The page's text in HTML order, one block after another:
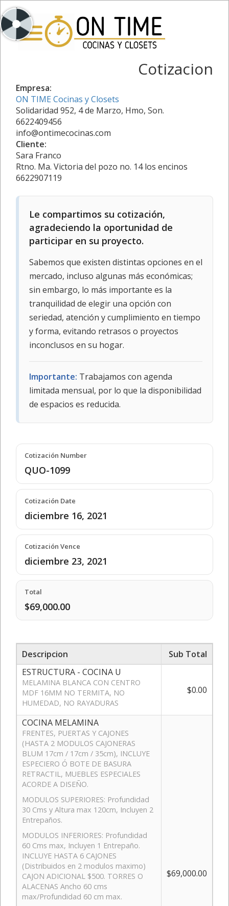
Cotizacion
Empresa:
ON TIME Cocinas y Closets
Solidaridad 952, 4 de Marzo, Hmo, Son.
6622409456
info@ontimecocinas.com
Cliente:
Sara Franco
Rtno. Ma. Victoria del pozo no. 14 los encinos
6622907119
Le compartimos su cotización,
agradeciendo la oportunidad de
participar en su proyecto.
Sabemos que existen distintas opciones en el
mercado, incluso algunas más económicas;
sin embargo, lo más importante es la
tranquilidad de elegir una opción con
seriedad, atención y cumplimiento en tiempo
y forma, evitando retrasos o proyectos
inconclusos en su hogar.
Importante: Trabajamos con agenda
limitada mensual, por lo que la disponibilidad
de espacios es reducida.
Cotización Number
QUO-1099
Cotización Date
diciembre 16, 2021
Cotización Vence
diciembre 23, 2021
Total
$69,000.00
Descripcion
Sub Total
ESTRUCTURA - COCINA U
MELAMINA BLANCA CON CENTRO
MDF 16MM NO TERMITA, NO
HUMEDAD, NO RAYADURAS
$0.00
COCINA MELAMINA
FRENTES, PUERTAS Y CAJONES
(HASTA 2 MODULOS CAJONERAS
BLUM 17cm / 17cm / 35cm), INCLUYE
ESPECIERO Ó BOTE DE BASURA
RETRACTIL, MUEBLES ESPECIALES
ACORDE A DISEÑO.
MODULOS SUPERIORES: Profundidad
30 Cms y Altura max 120cm, Incluyen 2
Entrepaños.
MODULOS INFERIORES: Profundidad
60 Cms max, Incluyen 1 Entrepaño.
INCLUYE HASTA 6 CAJONES
(Distribuidos en 2 modulos maximo)
CAJON ADICIONAL $500. TORRES O
ALACENAS Ancho 60 cms
max/Profundidad 60 cm max.
$69,000.00